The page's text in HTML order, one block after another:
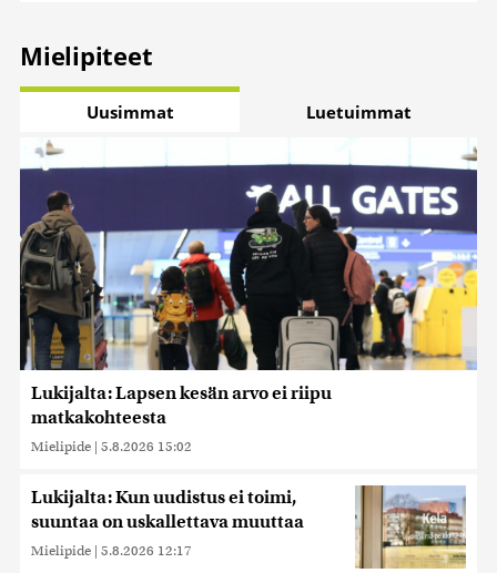
Mielipiteet
Uusimmat Luetuimmat
Lukijalta: Lapsen kesän arvo ei riipu
matkakohteesta
Mielipide | 5.8.2026 15:02
Lukijalta: Kun uudistus ei toimi,
suuntaa on uskallettava muuttaa
Mielipide | 5.8.2026 12:17